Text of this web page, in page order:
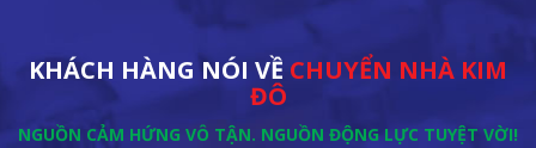
KHÁCH HÀNG NÓI VỀ CHUYỂN NHÀ KIM
ĐÔ
NGUỒN CẢM HỨNG VÔ TẬN. NGUỒN ĐỘNG LỰC TUYỆT VỜI!